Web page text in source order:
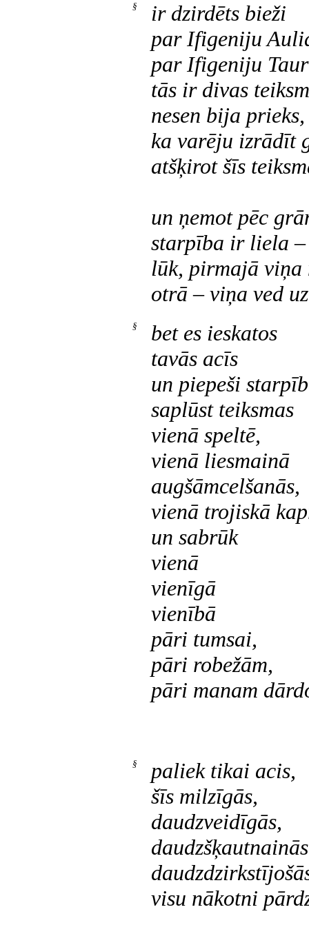
§
ir dzirdēts bieži
par Ifigeniju
par Ifigeniju
tās ir divas
nesen bija prieks,
ka varēju izrādīt
atšķirot šīs
un ņemot pēc
starpība ir liela –
lūk, pirmajā viņa
otrā – viņa ved
§
bet es ieskatos
tavās acīs
un piepeši
saplūst teiksmas
vienā speltē,
vienā liesmainā
augšāmcelšanās,
vienā trojiskā
un sabrūk
vienā
vienīgā
vienībā
pāri tumsai,
pāri robežām,
pāri manam
§
paliek tikai acis,
šīs milzīgās,
daudzveidīgās,
visu nākotni